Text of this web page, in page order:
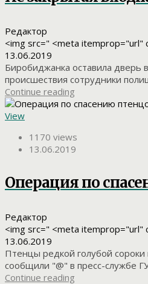
Редактор
<img src=" <meta itemprop="url"
13.06.2019
Биробиджанка оставила дверь
происшествия сотрудники
Continue reading
View
1170 views
13.06.2019
Операция по
Редактор
<img src=" <meta itemprop="url"
13.06.2019
Птенцы редкой голубой
сообщили "@" в пресс-службе
Continue reading